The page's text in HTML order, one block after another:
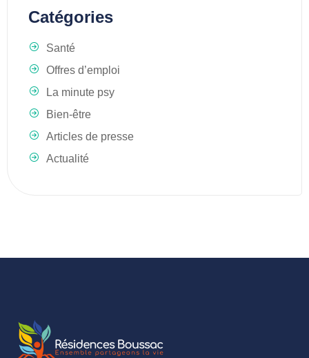
Catégories
Santé
Offres d’emploi
La minute psy
Bien-être
Articles de presse
Actualité